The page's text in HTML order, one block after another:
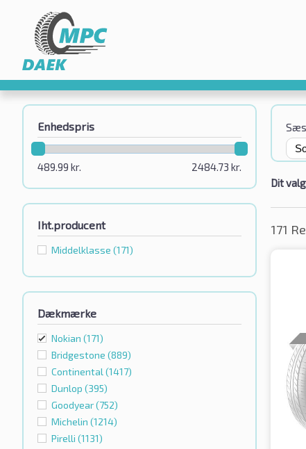
Enhedspris
2484.73 kr.
489.99 kr.
Iht.producent
Middelklasse (171)
Dækmærke
Nokian (171)
Bridgestone (889)
Continental (1417)
Dunlop (395)
Goodyear(752)
Michelin (1214)
Pirelli (1131)
Dit
171